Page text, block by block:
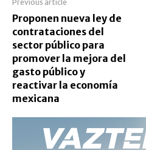
Previous article
Proponen nueva ley de
contrataciones del
sector público para
promover la mejora del
gasto público y
reactivar la economía
mexicana